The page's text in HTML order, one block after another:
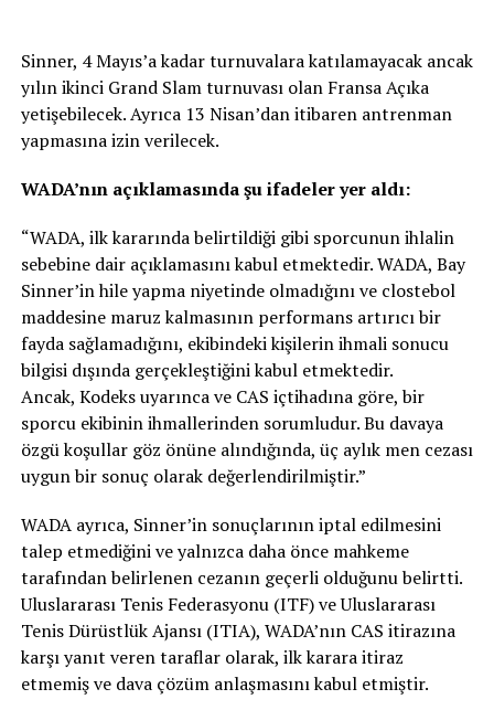
Sinner, 4 Mayıs’a kadar turnuvalara katılamayacak ancak
yılın ikinci Grand Slam turnuvası olan Fransa Açıka
yetişebilecek. Ayrıca 13 Nisan’dan itibaren antrenman
yapmasına izin verilecek.
WADA’nın açıklamasında şu ifadeler yer aldı:
“WADA, ilk kararında belirtildiği gibi sporcunun ihlalin
sebebine dair açıklamasını kabul etmektedir. WADA, Bay
Sinner’in hile yapma niyetinde olmadığını ve clostebol
maddesine maruz kalmasının performans artırıcı bir
fayda sağlamadığını, ekibindeki kişilerin ihmali sonucu
bilgisi dışında gerçekleştiğini kabul etmektedir.
Ancak, Kodeks uyarınca ve CAS içtihadına göre, bir
sporcu ekibinin ihmallerinden sorumludur. Bu davaya
özgü koşullar göz önüne alındığında, üç aylık men cezası
uygun bir sonuç olarak değerlendirilmiştir.”
WADA ayrıca, Sinner’in sonuçlarının iptal edilmesini
talep etmediğini ve yalnızca daha önce mahkeme
tarafından belirlenen cezanın geçerli olduğunu belirtti.
Uluslararası Tenis Federasyonu (ITF) ve Uluslararası
Tenis Dürüstlük Ajansı (ITIA), WADA’nın CAS itirazına
karşı yanıt veren taraflar olarak, ilk karara itiraz
etmemiş ve dava çözüm anlaşmasını kabul etmiştir.